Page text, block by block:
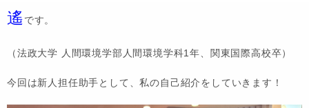
遙です。
（法政大学 人間環境学部人間環境学科1年、関東国際高校卒）
今回は新人担任助手として、私の自己紹介をしていきます！